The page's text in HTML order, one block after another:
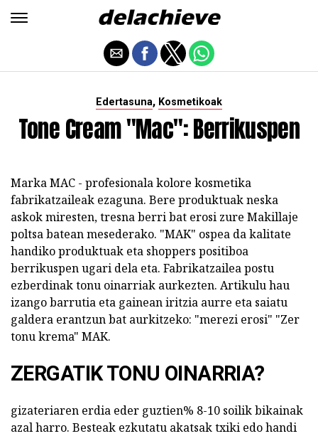
Edertasuna, Kosmetikoak
Tone Cream "Mac": Berrikuspen
Marka MAC - profesionala kolore kosmetika
fabrikatzaileak ezaguna. Bere produktuak neska
askok miresten, tresna berri bat erosi zure Makillaje
poltsa batean mesederako. "MAK" ospea da kalitate
handiko produktuak eta shoppers positiboa
berrikuspen ugari dela eta. Fabrikatzailea postu
ezberdinak tonu oinarriak aurkezten. Artikulu hau
izango barrutia eta gainean iritzia aurre eta saiatu
galdera erantzun bat aurkitzeko: "merezi erosi" "Zer
tonu krema" MAK.
ZERGATIK TONU OINARRIA?
gizateriaren erdia eder guztien% 8-10 soilik bikainak
azal harro. Besteak ezkutatu akatsak txiki edo handi